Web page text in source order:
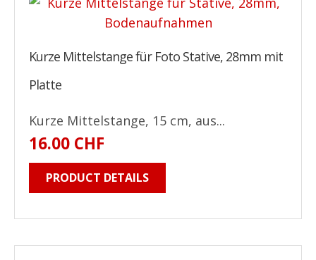
Kurze Mittelstange für Foto Stative, 28mm mit
Platte
Kurze Mittelstange, 15 cm, aus...
16.00 CHF
PRODUCT DETAILS